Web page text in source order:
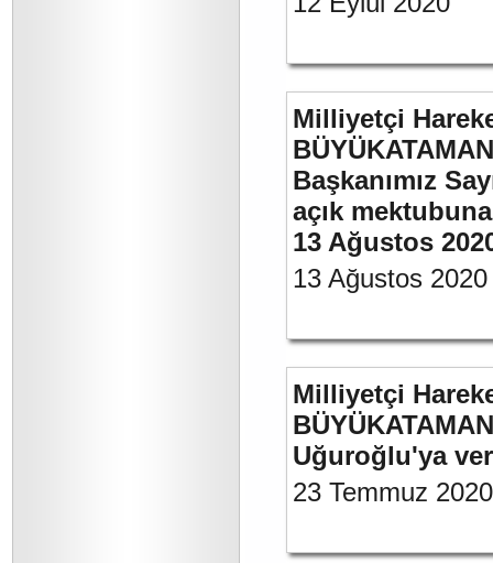
Milliyetçi
Başkanımız
açık
13 Ağustos
13 Ağustos 2020
Milliyetçi
Uğuroğlu'ya
23 Temmuz 2020